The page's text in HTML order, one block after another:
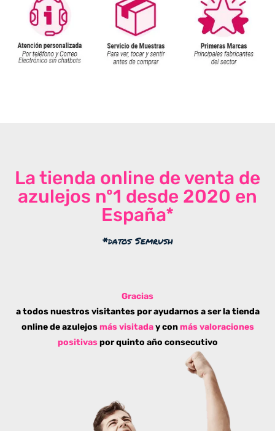
La tienda online de venta de
azulejos nº1 desde 2020 en
España*
*datos Semrush
Gracias
a todos nuestros visitantes por ayudarnos a ser la tienda
online de azulejos más visitaday conmás valoraciones
positivaspor quinto año consecutivo